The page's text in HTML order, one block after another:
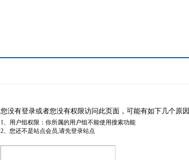
您没有登录或者您没有权限访问此页面，可能有如下几个原因
1、用户组权限：你所属的用户组不能使用搜索功能
2、您还不是站点会员,请先登录站点